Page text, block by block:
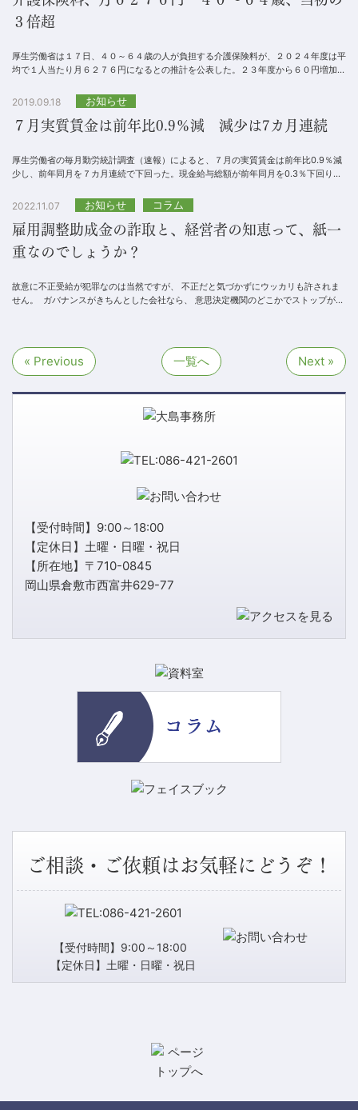
３倍超
厚生労働省は１７日、４０～６４歳の人が負担する介護保険料が、２０２４年度は平
均で１人当たり月６２７６円になるとの推計を公表した。２３年度から６０円増加
2019.09.18 お知らせ
７月実質賃金は前年比0.9％減 減少は7カ月連続
厚生労働省の毎月勤労統計調査（速報）によると、７月の実質賃金は前年比0.9％減
少し、前年同月を７カ月連続で下回った。現金給与総額が前年同月を0.3％下回り２
2022.11.07 お知らせ コラム
雇用調整助成金の詐取と、経営者の知恵って、紙一
重なのでしょうか？
故意に不正受給が犯罪なのは当然ですが、 不正だと気づかずにウッカリも許されま
せん。 ガバナンスがきちんとした会社なら、 意思決定機関のどこかでストップがか
« Previous 一覧へ Next »
【受付時間】9:00～18:00
【定休日】土曜・日曜・祝日
【所在地】〒710-0845
岡山県倉敷市西富井629-77
ご相談・ご依頼はお気軽にどうぞ！
【受付時間】9:00～18:00
【定休日】土曜・日曜・祝日